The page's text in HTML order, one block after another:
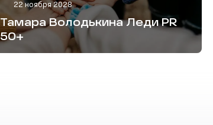
22 ноября 2028
Тамара Володькина Леди PR
50+